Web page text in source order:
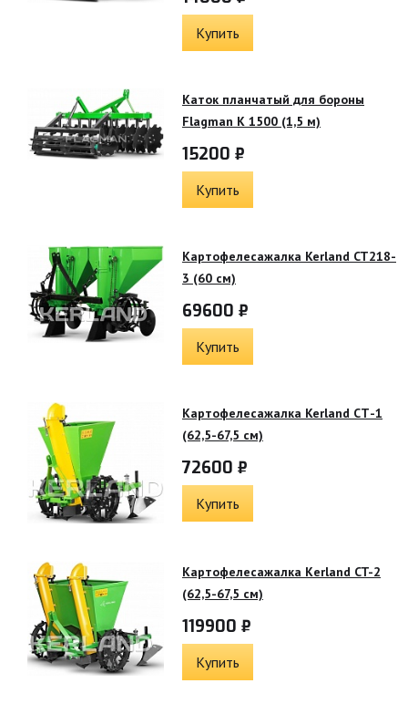
Купить
Каток планчатый для бороны
Flagman K 1500 (1,5 м)
15200 ₽
Купить
Картофелесажалка Kerland CT218-
3 (60 см)
69600 ₽
Купить
Картофелесажалка Kerland СТ-1
(62,5-67,5 см)
72600 ₽
Купить
Картофелесажалка Кerland CT-2
(62,5-67,5 см)
119900 ₽
Купить